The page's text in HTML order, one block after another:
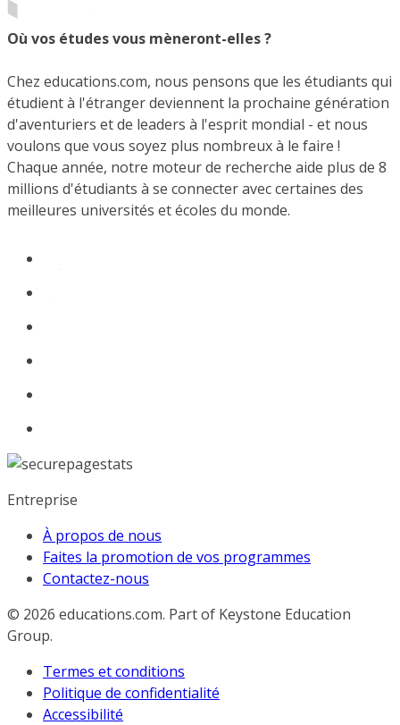
Où vos études vous mèneront-elles ?
Chez educations.com, nous pensons que les étudiants qui
étudient à l'étranger deviennent la prochaine génération
d'aventuriers et de leaders à l'esprit mondial - et nous
voulons que vous soyez plus nombreux à le faire !
Chaque année, notre moteur de recherche aide plus de 8
millions d'étudiants à se connecter avec certaines des
meilleures universités et écoles du monde.
Entreprise
À propos de nous
Faites la promotion de vos programmes
Contactez-nous
© 2026 educations.com. Part of Keystone Education
Group.
Termes et conditions
Politique de confidentialité
Accessibilité